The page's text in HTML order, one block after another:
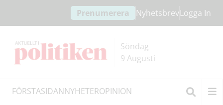
innehållet
headern
Prenumerera NyhetsbrevLogga In
Söndag
9 Augusti
FÖRSTASIDANNYHETEROPINION